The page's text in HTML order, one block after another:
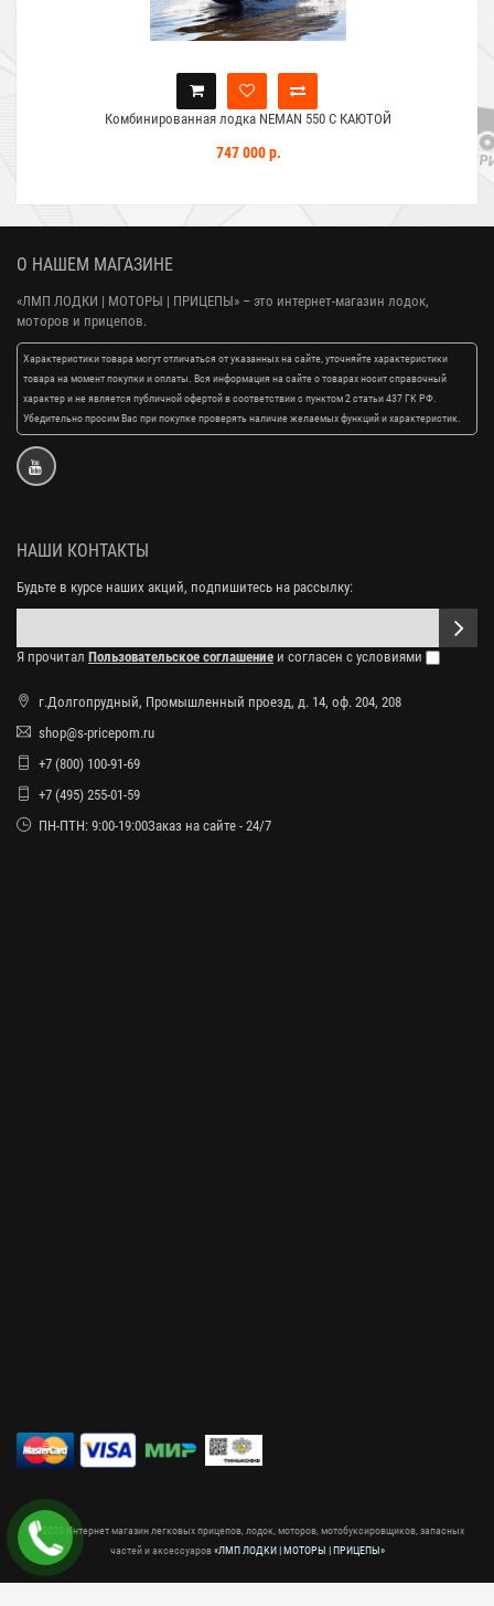
Комбинированная лодка NEMAN 550 C КАЮТОЙ
747 000 р.
О НАШЕМ МАГАЗИНЕ
«ЛМП ЛОДКИ | МОТОРЫ | ПРИЦЕПЫ» – это интернет-магазин лодок,
моторов и прицепов.
Характеристики товара могут отличаться от указанных на сайте, уточняйте характеристики
товара на момент покупки и оплаты. Вся информация на сайте о товарах носит справочный
характер и не является публичной офертой в соответствии с пунктом 2 статьи 437 ГК РФ.
Убедительно просим Вас при покупке проверять наличие желаемых функций и характеристик.
НАШИ КОНТАКТЫ
Будьте в курсе наших акций, подпишитесь на рассылку:
Я прочитал Пользовательское соглашение и согласен с условиями
г.Долгопрудный, Промышленный проезд, д. 14, оф. 204, 208
shop@s-pricepom.ru
+7 (800) 100-91-69
+7 (495) 255-01-59
ПН-ПТН: 9:00-19:00Заказ на сайте - 24/7
© 2020 Интернет магазин легковых прицепов, лодок, моторов, мотобуксировщиков, запасных
частей и аксессуаров«ЛМП ЛОДКИ | МОТОРЫ | ПРИЦЕПЫ»